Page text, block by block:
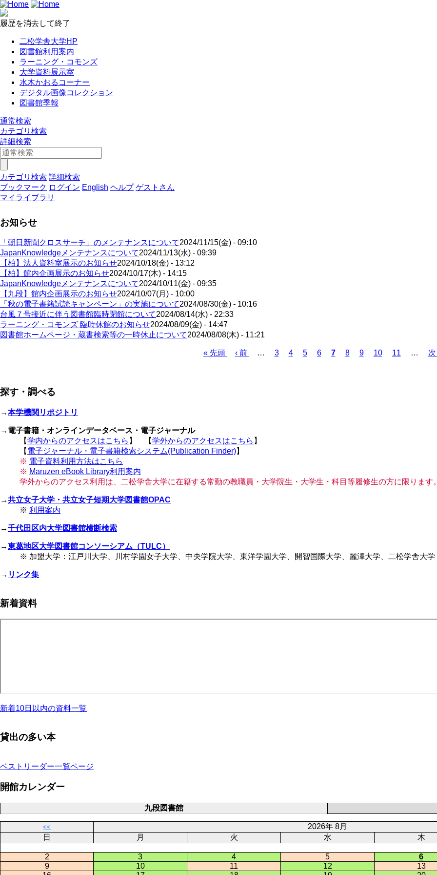
履歴を消去して終了
二松学舎大学HP
図書館利用案内
ラーニング・コモンズ
大学資料展示室
水木かおるコーナー
デジタル画像コレクション
図書館季報
通常検索
カテゴリ検索
詳細検索
カテゴリ検索 詳細検索
ブックマーク ログイン English ヘルプ ゲストさん
マイライブラリ
お知らせ
「朝日新聞クロスサーチ」のメンテナンスについて2024/11/15(金) - 09:10
JapanKnowledgeメンテナンスについて2024/11/13(水) - 09:39
【柏】法人資料室展示のお知らせ2024/10/18(金) - 13:12
【柏】館内企画展示のお知らせ2024/10/17(木) - 14:15
JapanKnowledgeメンテナンスについて2024/10/11(金) - 09:35
【九段】館内企画展示のお知らせ2024/10/07(月) - 10:00
「秋の電子書籍試読キャンペーン」の実施について2024/08/30(金) - 10:16
台風７号接近に伴う図書館臨時閉館について2024/08/14(水) - 22:33
ラーニング・コモンズ 臨時休館のお知らせ2024/08/09(金) - 14:47
図書館ホームページ・蔵書検索等の一時休止について2024/08/08(木) - 11:21
送
先
« 先頭
前
‹ 前 …
ペ
3
ペ
4
ペ
5
ペ
6
カ
7
ペ
8
ペ
9
ペ
10
ペ
11 …
次
次
探す・調べる
→本学機関リポジトリ
→ 電子書籍・オンラインデータベース・電子ジャーナル
【学内からのアクセスはこちら 】 【学外からのアクセスはこちら 】
【 電子ジャーナル・電子書籍検索システム(Publication Finder)】
※ 電子資料利用方法はこちら
※ Maruzen eBook Library利用案内
学外からのアクセス利用は、二松学舎大学に在籍する常勤の教職員・大学院生・大学生・科目等履修生の方に限ります。
→共立女子大学・共立女子短期大学図書館OPAC
※ 利用案内
→千代田区内大学図書館横断検索
→東葛地区大学図書館コンソーシアム（TULC）
※ 加盟大学：江戸川大学、川村学園女子大学、中央学院大学、東洋学園大学、開智国際大学、麗澤大学、二松学舎大学
→ リンク集
新着資料
新着10日以内の資料一覧
貸出の多い本
ベストリーダー一覧ページ
開館カレンダー
九段図書館
<< 2026年 8月
日 月 火 水 木
2
3 4 5 6
9
10 11 12 13